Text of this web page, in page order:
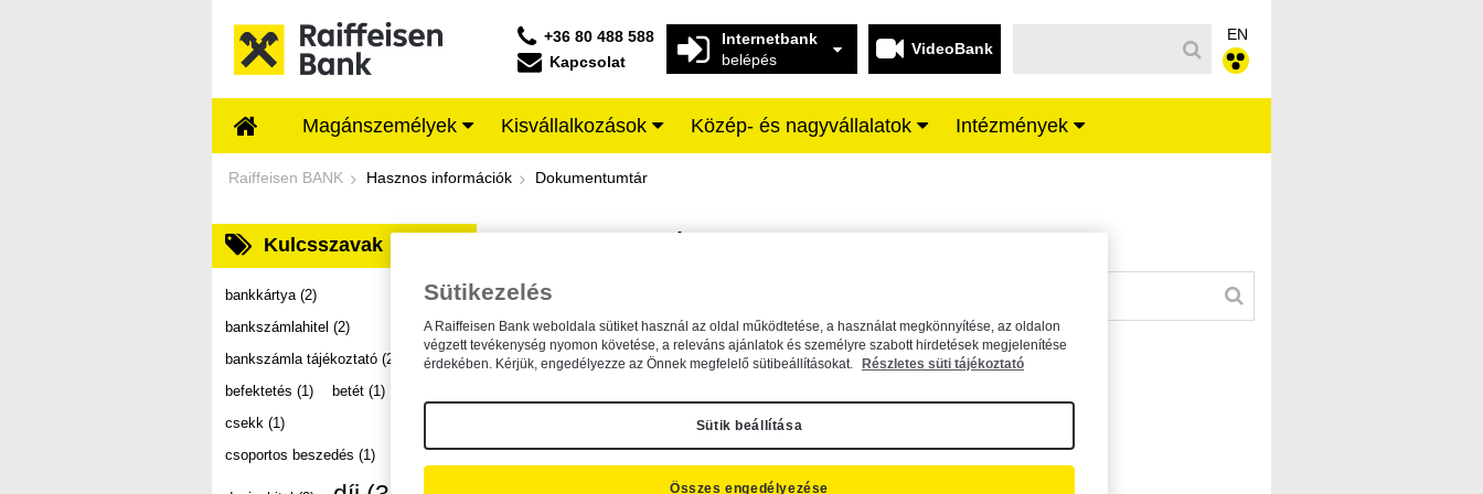
+36 80 488 588
Kapcsolat
Internetbank
belépés
VideoBank
EN
Magánszemélyek Kisvállalkozások Közép- és nagyvállalatok Intézmények
Dokumentumtár - Raiffeisen BANK
Raiffeisen BANK Hasznos információk Dokumentumtár
Kulcsszavak
bankkártya (2)
bankszámlahitel (2)
bankszámla tájékoztató (2)
befektetés (1) betét (1)
csekk (1)
csoportos beszedés (1)
A dokumentum kereséséhez kérjük, írja be a keresőszót a mezőbe.
Sütikezelés
A Raiffeisen Bank weboldala sütiket használ az oldal működtetése, a használat megkönnyítése, az oldalon
végzett tevékenység nyomon követése, a releváns ajánlatok és személyre szabott hirdetések megjelenítése
érdekében. Kérjük, engedélyezze az Önnek megfelelő sütibeállításokat.
Részletes süti tájékoztató
Sütik beállítása
Összes engedélyezése